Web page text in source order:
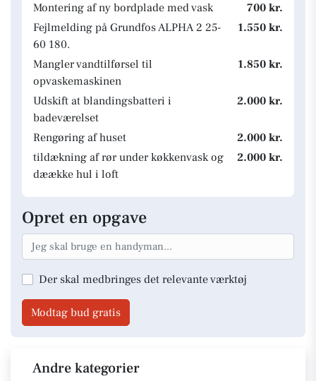
Montering af ny bordplade med vask
700 kr.
Fejlmelding på Grundfos ALPHA 2 25-
60 180.
1.550 kr.
Mangler vandtilførsel til
opvaskemaskinen
1.850 kr.
Udskift at blandingsbatteri i
badeværelset
2.000 kr.
Rengøring af huset
2.000 kr.
tildækning af rør under køkkenvask og
dæække hul i loft
2.000 kr.
Opret en opgave
Der skal medbringes det relevante værktøj
Modtag bud gratis
Andre kategorier